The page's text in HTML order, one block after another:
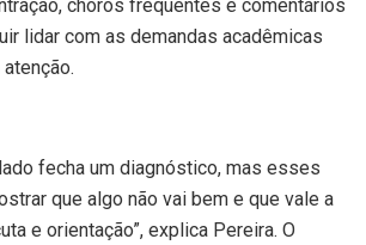
choros frequentes e comentários
lidar com as demandas acadêmicas
fecha um diagnóstico, mas esses
que algo não vai bem e que vale a
e orientação”, explica Pereira. O